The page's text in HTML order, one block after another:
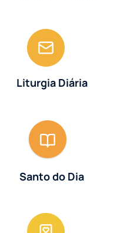
Liturgia Diária
Santo do Dia